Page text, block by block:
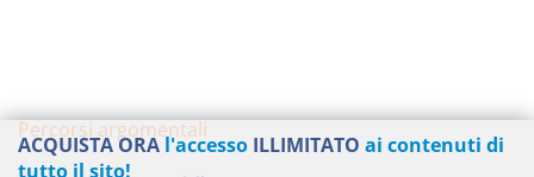
Percorsi argomentali
ACQUISTA ORAl'accesso ILLIMITATO ai contenuti di
tutto il sito!